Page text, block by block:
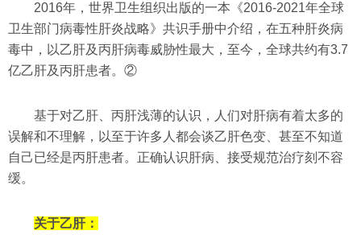
2016年，世界卫生组织出版的一本《2016-2021年全球
卫生部门病毒性肝炎战略》共识手册中介绍，在五种肝炎病
毒中，以乙肝及丙肝病毒威胁性最大，至今，全球共约有3.7
亿乙肝及丙肝患者。②
基于对乙肝、丙肝浅薄的认识，人们对肝病有着太多的
误解和不理解，以至于许多人都会谈乙肝色变、甚至不知道
自己已经是丙肝患者。正确认识肝病、接受规范治疗刻不容
缓。
关于乙肝：